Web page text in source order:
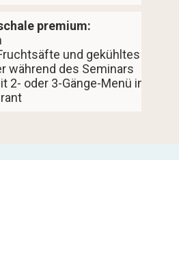
premium:
und gekühltes
während des Seminars
2- oder 3-Gänge-Menü im